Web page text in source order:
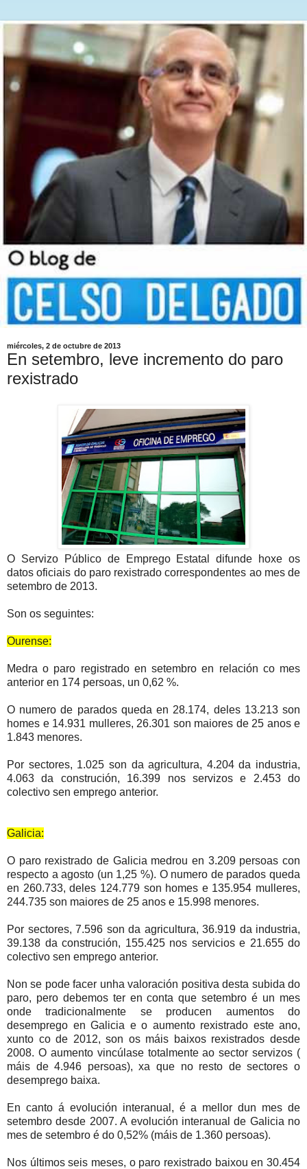
miércoles, 2 de octubre de 2013
En setembro, leve incremento do paro
rexistrado
O Servizo Público de Emprego Estatal difunde hoxe os
datos oficiais do paro rexistrado correspondentes ao mes de
setembro de 2013.
Son os seguintes:
Ourense:
Medra o paro registrado en setembro en relación co mes
anterior en 174 persoas, un 0,62 %.
O numero de parados queda en 28.174, deles 13.213 son
homes e 14.931 mulleres, 26.301 son maiores de 25 anos e
1.843 menores.
Por sectores, 1.025 son da agricultura, 4.204 da industria,
4.063 da construción, 16.399 nos servizos e 2.453 do
colectivo sen emprego anterior.
Galicia:
O paro rexistrado de Galicia medrou en 3.209 persoas con
respecto a agosto (un 1,25 %). O numero de parados queda
en 260.733, deles 124.779 son homes e 135.954 mulleres,
244.735 son maiores de 25 anos e 15.998 menores.
Por sectores, 7.596 son da agricultura, 36.919 da industria,
39.138 da construción, 155.425 nos servicios e 21.655 do
colectivo sen emprego anterior.
Non se pode facer unha valoración positiva desta subida do
paro, pero debemos ter en conta que setembro é un mes
onde tradicionalmente se producen aumentos do
desemprego en Galicia e o aumento rexistrado este ano,
xunto co de 2012, son os máis baixos rexistrados desde
2008. O aumento vincúlase totalmente ao sector servizos (
máis de 4.946 persoas), xa que no resto de sectores o
desemprego baixa.
En canto á evolución interanual, é a mellor dun mes de
setembro desde 2007. A evolución interanual de Galicia no
mes de setembro é do 0,52% (máis de 1.360 persoas).
Nos últimos seis meses, o paro rexistrado baixou en 30.454